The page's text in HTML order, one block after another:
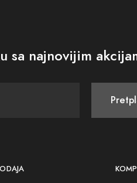
sa najnovijim